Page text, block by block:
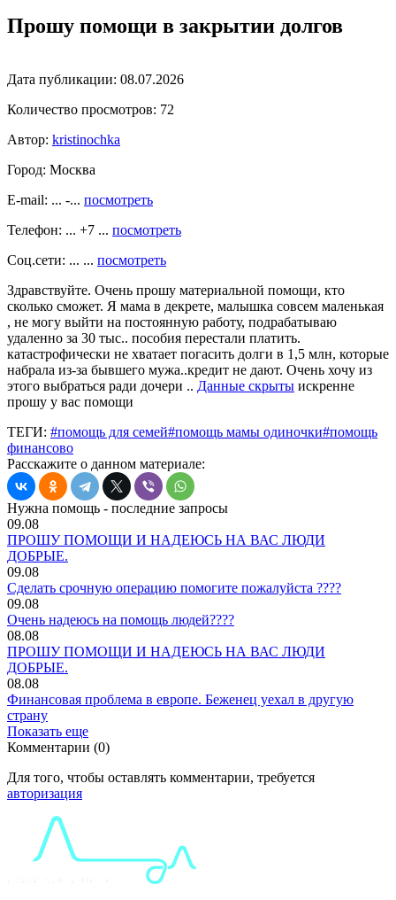
Прошу помощи в закрытии долгов
Дата публикации: 08.07.2026
Количество просмотров: 72
Автор: kristinochka
Город: Москва
E-mail: ... -... посмотреть
Телефон: ... +7 ... посмотреть
Соц.сети: ... ... посмотреть
Здравствуйте. Очень прошу материальной помощи, кто
сколько сможет. Я мама в декрете, малышка совсем маленькая
, не могу выйти на постоянную работу, подрабатываю
удаленно за 30 тыс.. пособия перестали платить.
катастрофически не хватает погасить долги в 1,5 млн, которые
набрала из-за бывшего мужа..кредит не дают. Очень хочу из
этого выбраться ради дочери .. Данные скрыты искренне
прошу у вас помощи
ТЕГИ: #помощь для семей#помощь мамы одиночки#помощь
финансово
Расскажите о данном материале:
Нужна помощь - последние запросы
09.08
ПРОШУ ПОМОЩИ И НАДЕЮСЬ НА ВАС ЛЮДИ
ДОБРЫЕ.
09.08
Сделать срочную операцию помогите пожалуйста ????
09.08
Очень надеюсь на помощь людей????
08.08
ПРОШУ ПОМОЩИ И НАДЕЮСЬ НА ВАС ЛЮДИ
ДОБРЫЕ.
08.08
Финансовая проблема в европе. Беженец уехал в другую
страну
Показать еще
Комментарии (0)
Для того, чтобы оставлять комментарии, требуется
авторизация